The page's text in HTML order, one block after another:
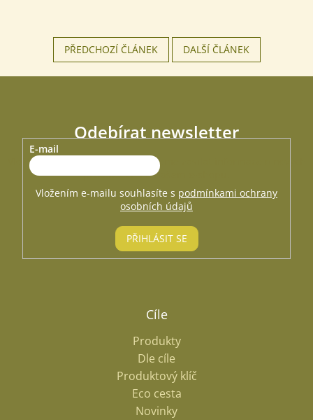
PŘEDCHOZÍ ČLÁNEK DALŠÍ ČLÁNEK
Odebírat newsletter
Vložte svůj e-mail a my vám budeme zasílat informace o nových
produktech na našem e-shopu.
E-mail
Vložením e-mailu souhlasíte s podmínkami ochrany
osobních údajů
PŘIHLÁSIT SE
Cíle
Produkty
Dle cíle
Produktový klíč
Eco cesta
Novinky